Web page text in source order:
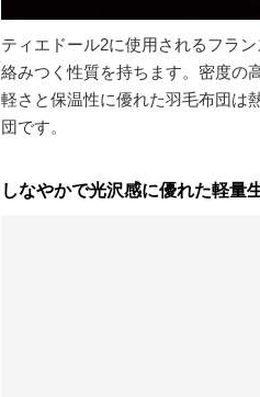
ティエドール2に使用されるフラ
絡みつく性質を持ちます。密度の
軽さと保温性に優れた羽毛布団は
団です。
しなやかで光沢感に優れた軽量